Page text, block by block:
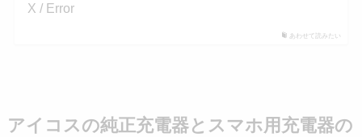
あわせて読みたい
X / Error
アイコスの純正充電器とスマホ用充電器の